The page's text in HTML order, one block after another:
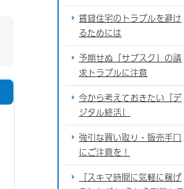
賃貸住宅のトラブルを避け
るためには
予期せぬ「サブスク」の請
求トラブルに注意
今から考えておきたい「デ
ジタル終活」
強引な買い取り・販売手口
にご注意を！
「スキマ時間に気軽に稼げ